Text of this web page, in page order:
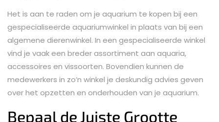
Het is aan te raden om je aquarium te kopen bij een
gespecialiseerde aquariumwinkel in plaats van bij een
algemene dierenwinkel. In een gespecialiseerde winkel
vind je vaak een breder assortiment aan aquaria,
accessoires en vissoorten. Bovendien kunnen de
medewerkers in zo’n winkel je deskundig advies geven
over het opzetten en onderhouden van je aquarium.
Bepaal de Juiste Grootte